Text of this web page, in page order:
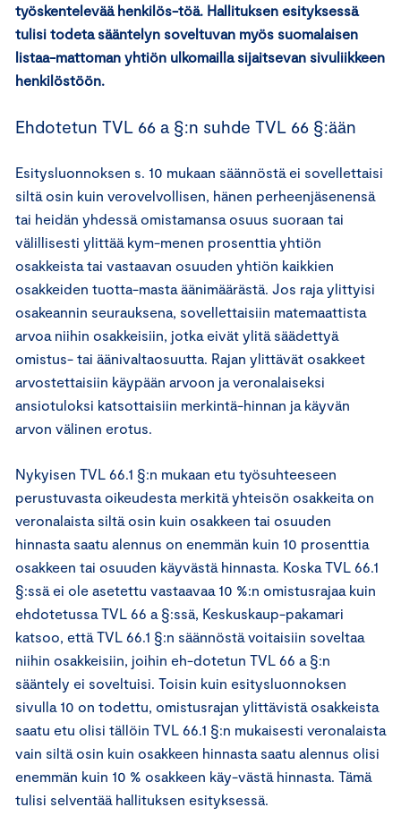
työskentelevää henkilös-töä. Hallituksen esityksessä
tulisi todeta sääntelyn soveltuvan myös suomalaisen
listaa-mattoman yhtiön ulkomailla sijaitsevan sivuliikkeen
henkilöstöön.
Ehdotetun TVL 66 a §:n suhde TVL 66 §:ään
Esitysluonnoksen s. 10 mukaan säännöstä ei sovellettaisi
siltä osin kuin verovelvollisen, hänen perheenjäsenensä
tai heidän yhdessä omistamansa osuus suoraan tai
välillisesti ylittää kym-menen prosenttia yhtiön
osakkeista tai vastaavan osuuden yhtiön kaikkien
osakkeiden tuotta-masta äänimäärästä. Jos raja ylittyisi
osakeannin seurauksena, sovellettaisiin matemaattista
arvoa niihin osakkeisiin, jotka eivät ylitä säädettyä
omistus- tai äänivaltaosuutta. Rajan ylittävät osakkeet
arvostettaisiin käypään arvoon ja veronalaiseksi
ansiotuloksi katsottaisiin merkintä-hinnan ja käyvän
arvon välinen erotus.
Nykyisen TVL 66.1 §:n mukaan etu työsuhteeseen
perustuvasta oikeudesta merkitä yhteisön osakkeita on
veronalaista siltä osin kuin osakkeen tai osuuden
hinnasta saatu alennus on enemmän kuin 10 prosenttia
osakkeen tai osuuden käyvästä hinnasta. Koska TVL 66.1
§:ssä ei ole asetettu vastaavaa 10 %:n omistusrajaa kuin
ehdotetussa TVL 66 a §:ssä, Keskuskaup-pakamari
katsoo, että TVL 66.1 §:n säännöstä voitaisiin soveltaa
niihin osakkeisiin, joihin eh-dotetun TVL 66 a §:n
sääntely ei soveltuisi. Toisin kuin esitysluonnoksen
sivulla 10 on todettu, omistusrajan ylittävistä osakkeista
saatu etu olisi tällöin TVL 66.1 §:n mukaisesti veronalaista
vain siltä osin kuin osakkeen hinnasta saatu alennus olisi
enemmän kuin 10 % osakkeen käy-västä hinnasta. Tämä
tulisi selventää hallituksen esityksessä.